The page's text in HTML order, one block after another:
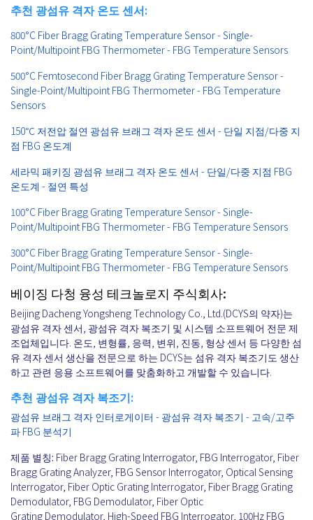
추천 광섬유 격자 온도 센서:
800°C Fiber Bragg Grating Temperature Sensor - Single-
Point/Multipoint FBG Thermometer - FBG Temperature Sensors
500°C Femtosecond Fiber Bragg Grating Temperature Sensor -
Single-Point/Multipoint FBG Thermometer - FBG Temperature
Sensors
150℃ 저전압 절연 광섬유 브래그 격자 온도 센서 - 단일 지점/다중 지
점 FBG 온도계
세라믹 패키징 광섬유 브래그 격자 온도 센서 - 단일/다중 지점 FBG
온도계 - 절연 특성
100°C Fiber Bragg Grating Temperature Sensor - Single-
Point/Multipoint FBG Thermometer - FBG Temperature Sensors
300°C Fiber Bragg Grating Temperature Sensor - Single-
Point/Multipoint FBG Thermometer - FBG Temperature Sensors
베이징 다청 융성 테크놀로지 주식회사:
Beijing Dacheng Yongsheng Technology Co., Ltd.(DCYS의 약자)는
광섬유 격자 센서, 광섬유 격자 복조기 및 시스템 소프트웨어 전문 제
조업체입니다. 온도, 변형률, 응력, 변위, 진동, 형상 센서 등 다양한 섬
유 격자 센서 생산을 전문으로 하는 DCYS는 섬유 격자 복조기도 생산
하고 관련 응용 소프트웨어를 맞춤화하고 개발할 수 있습니다.
추천 광섬유 격자 복조기:
광섬유 브래그 격자 인터로게이터 - 광섬유 격자 복조기 - 고속/고주
파 FBG 분석기
제품 별칭: Fiber Bragg Grating Interrogator, FBG Interrogator, Fiber
Bragg Grating Analyzer, FBG Sensor Interrogator, Optical Sensing
Interrogator, Fiber Optic Grating Interrogator, Fiber Bragg Grating
Demodulator, FBG Demodulator, Fiber Optic
Grating Demodulator, High-Speed FBG Interrogator, 100Hz FBG